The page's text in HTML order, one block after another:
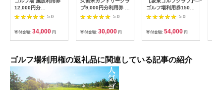
12,000円分
[BBEC002]ゴルフ倶
楽部大樹 瀬戸店
5.0
寄付金額: 34,000 円
ブ9,000円分利用券 /
ゴルフ[AFAD007]
5.0
寄付金額: 30,000 円
ゴルフ場利用券15000
円分（寄付金額の3割
相当額分） ／ ゴルフ
プレー 都心から1時間
利用券 ゴルフ場 チケ
ット 茨城 ゴルフ 予約
立地 ゴルフラウンド
アウトドア スポーツ
5.0
寄付金額: 54,000 円
ゴルフ場利用権の返礼品に関連している記事の紹介